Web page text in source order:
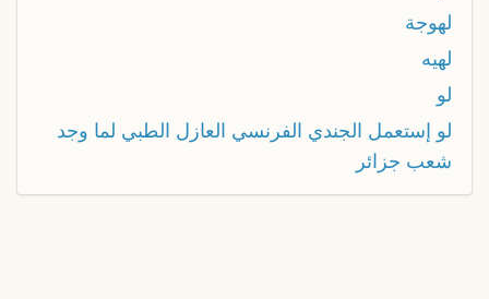
لهوجة
لهيه
لو
لو إستعمل الجندي الفرنسي العازل الطبي لما وجد
شعب جزائر